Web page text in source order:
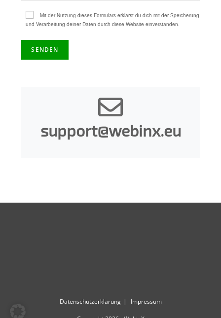
Mit der Nutzung dieses Formulars erklärst du dich mit der Speicherung
und Verarbeitung deiner Daten durch diese Website einverstanden.
support@webinx.eu
Datenschutzerklärung Impressum